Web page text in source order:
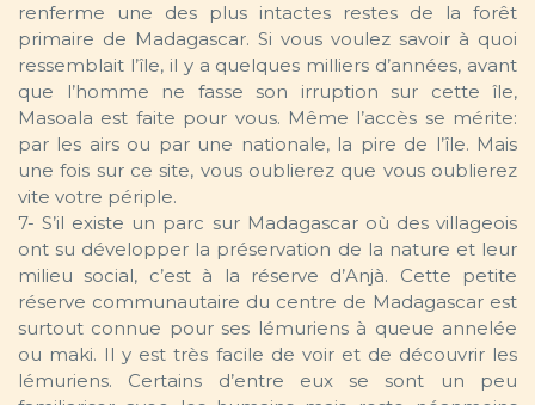
renferme une des plus intactes restes de la forêt
primaire de Madagascar. Si vous voulez savoir à quoi
ressemblait l’île, il y a quelques milliers d’années, avant
que l’homme ne fasse son irruption sur cette île,
Masoala est faite pour vous. Même l’accès se mérite:
par les airs ou par une nationale, la pire de l’île. Mais
une fois sur ce site, vous oublierez que vous oublierez
vite votre périple.
7- S’il existe un parc sur Madagascar où des villageois
ont su développer la préservation de la nature et leur
milieu social, c’est à la réserve d’Anjà. Cette petite
réserve communautaire du centre de Madagascar est
surtout connue pour ses lémuriens à queue annelée
ou maki. Il y est très facile de voir et de découvrir les
lémuriens. Certains d’entre eux se sont un peu